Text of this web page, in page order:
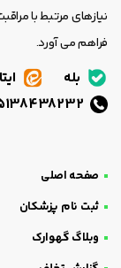
نیازهای مرتبط با
فراهم می آورد.
بله ایتا
صفحه اصلی
ثبت نام پزشکان
وبلاگ گهوارک